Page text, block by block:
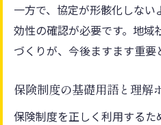
一方で、協定が形骸化しな
効性の確認が必要です。地
づくりが、今後ますます重要
保険制度の基礎用語と理解
保険制度を正しく利用する